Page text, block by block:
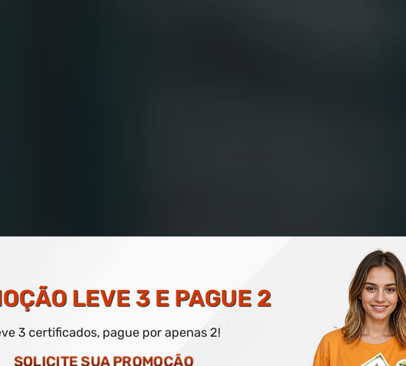
DE MANUTENÇÃO ELÉTRICA
LEVE 3 E PAGUE 2
3 certificados, pague por apenas 2!
SOLICITE SUA PROMOÇÃO